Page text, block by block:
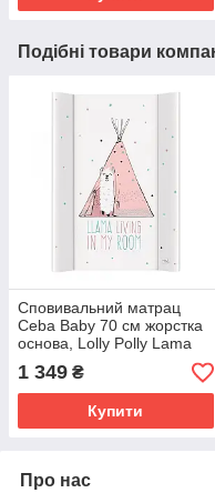
Подібні товари
Сповивальний матрац
Ceba Baby 70 см жорстка
основа, Lolly Polly Lama
1 349 ₴
Купити
Про нас